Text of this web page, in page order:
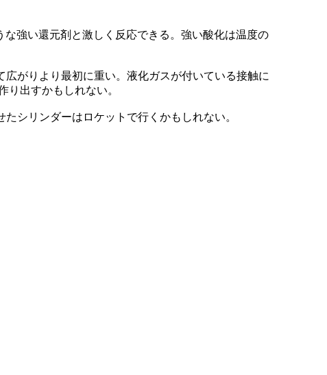
強い還元剤と激しく反応できる。強い酸化は温度の
がりより最初に重い。液化ガスが付いている接触に
出すかもしれない。
シリンダーはロケットで行くかもしれない。